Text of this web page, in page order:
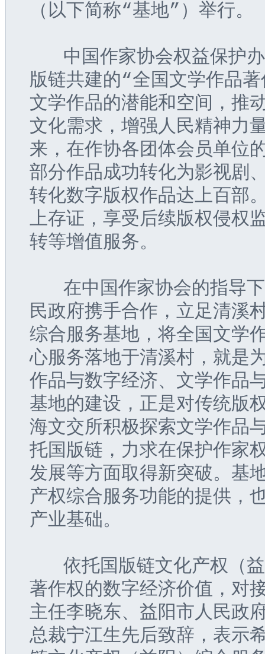
（以下简称“基地”）举行。
中国作家协会权益保护办
版链共建的“全国文学作品
文学作品的潜能和空间，推
文化需求，增强人民精神力
来，在作协各团体会员单位
部分作品成功转化为影视剧
转化数字版权作品达上百部
上存证，享受后续版权侵权
转等增值服务。
在中国作家协会的指导下
民政府携手合作，立足清溪
综合服务基地，将全国文学
心服务落地于清溪村，就是
作品与数字经济、文学作品
基地的建设，正是对传统版
海文交所积极探索文学作品
托国版链，力求在保护作家
发展等方面取得新突破。基
产权综合服务功能的提供，
产业基础。
依托国版链文化产权（益
著作权的数字经济价值，对
主任李晓东、益阳市人民政
总裁宁江生先后致辞，表示